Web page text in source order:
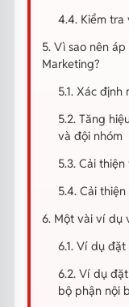
4.4. Kiểm
5. Vì sao nên
Marketing?
5.1. Xác
5.2. Tăng
và đội nhóm
5.3. Cải
5.4. Cải
6. Một vài ví dụ
6.1. Ví dụ
6.2. Ví dụ
bộ phận nội